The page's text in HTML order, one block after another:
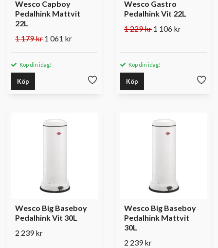
Wesco Capboy
Pedalhink Mattvit
22L
1 179 kr 1 061 kr
Köp din idag!
Köp
Wesco Gastro
Pedalhink Vit 22L
1 229 kr 1 106 kr
Köp din idag!
Köp
Wesco Big Baseboy
Pedalhink Vit 30L
2 239 kr
Wesco Big Baseboy
Pedalhink Mattvit
30L
2 239 kr